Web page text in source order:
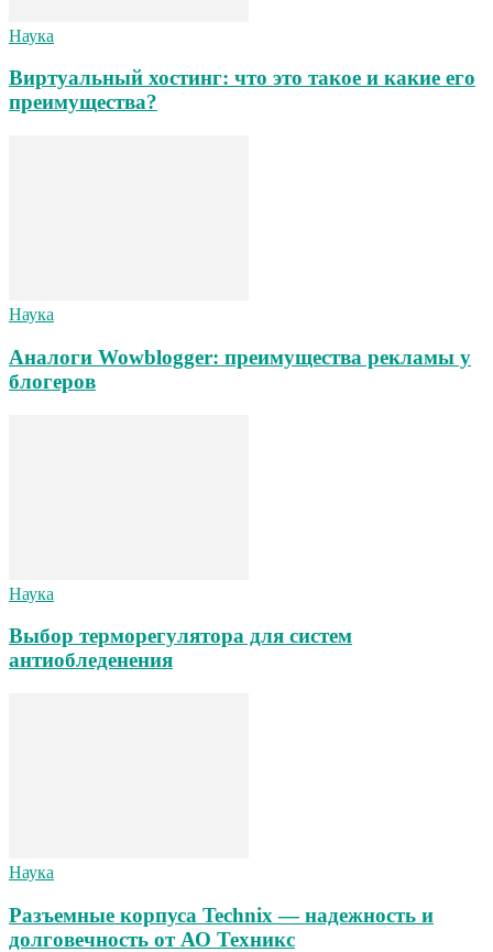
Наука
Виртуальный хостинг: что это такое и какие его
преимущества?
Наука
Аналоги Wowblogger: преимущества рекламы у
блогеров
Наука
Выбор терморегулятора для систем
антиобледенения
Наука
Разъемные корпуса Technix — надежность и
долговечность от АО Техникс